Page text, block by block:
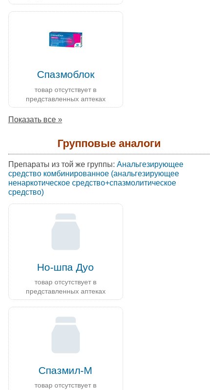
Спазмоблок
товар отсутствует в
представленных аптеках
Показать все »
Групповые аналоги
Препараты из той же группы: Анальгезирующее
средство комбинированное (анальгезирующее
ненаркотическое средство+спазмолитическое
средство)
Но-шпа Дуо
товар отсутствует в
представленных аптеках
Спазмил-М
товар отсутствует в